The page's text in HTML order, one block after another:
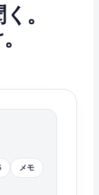
。
メモ